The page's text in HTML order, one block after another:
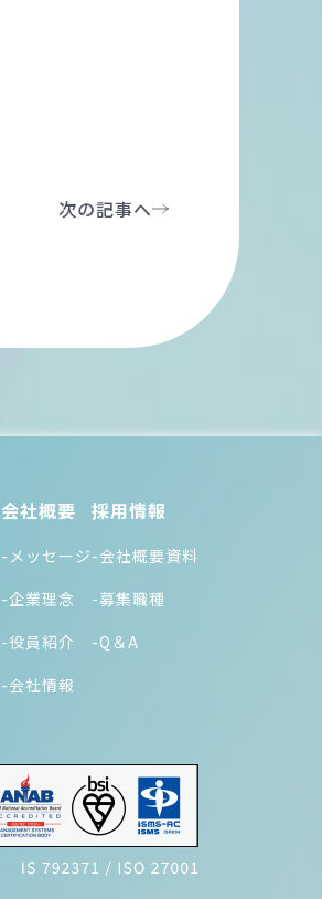
次の記事へ
会社概要
-メッセージ
-企業理念
-役員紹介
-会社情報
採用情報
-会社概要資料
-募集職種
-Q＆A